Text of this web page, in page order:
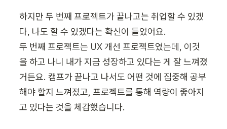
하지만 두 번째 프로젝트가 끝나고는 취업할 수 있겠
다, 나도 할 수 있겠다는 확신이 들었어요.
두 번째 프로젝트는 UX 개선 프로젝트였는데, 이것
을 하고 나니 내가 지금 성장하고 있다는 게 잘 느껴졌
거든요. 캠프가 끝나고 나서도 어떤 것에 집중해 공부
해야 할지 느껴졌고, 프로젝트를 통해 역량이 좋아지
고 있다는 것을 체감했습니다.